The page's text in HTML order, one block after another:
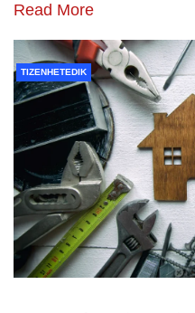
Read More
TIZENHETEDIK